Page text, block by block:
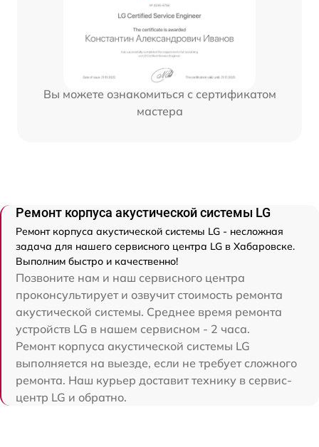
Вы можете ознакомиться с сертификатом
мастера
Ремонт корпуса акустической системы LG
Ремонт корпуса акустической системы LG - несложная
задача для нашего сервисного центра LG в Хабаровске.
Выполним быстро и качественно!
Позвоните нам и наш сервисного центра
проконсультирует и озвучит стоимость ремонта
акустической системы. Среднее время ремонта
устройств LG в нашем сервисном - 2 часа.
Ремонт корпуса акустической системы LG
выполняется на выезде, если не требует сложного
ремонта. Наш курьер доставит технику в сервис-
центр LG и обратно.